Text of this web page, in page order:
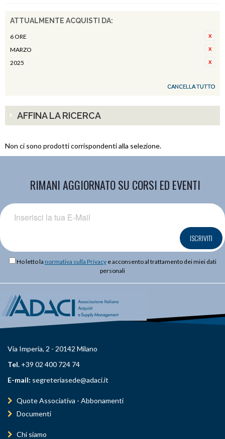
ATTUALMENTE ACQUISTI DA:
6 ORE
MARZO
2025
CANCELLA TUTTO
AFFINA LA RICERCA
Non ci sono prodotti corrispondenti alla selezione.
RIMANI AGGIORNATO SU CORSI ED EVENTI
ISCRIVITI
Ho letto la normativa sulla Privacye acconsento al trattamento dei miei dati
personali
Via Imperia, 2 - 20142 Milano
Tel. +39 02 400 724 74
E-mail: segreteriasede@adaci.it
Quote Associativa - Abbonamenti
Documenti
Chi siamo